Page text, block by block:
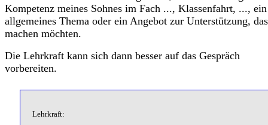
Kompetenz meines Sohnes im Fach ..., Klassenfahrt, ..., ein
allgemeines Thema oder ein Angebot zur Unterstützung,
machen möchten.
Die Lehrkraft kann sich dann besser auf das Gespräch
vorbereiten.
Lehrkraft: